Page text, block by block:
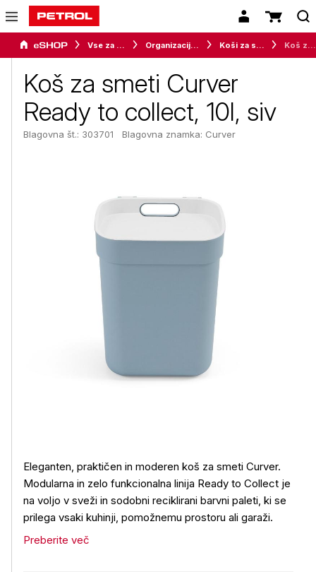
Vse za dom Organizacija in shranjevanje Koši za smeti
Koš za smeti Curver
Ready to collect, 10l, siv
Blagovna št.: 303701 Blagovna znamka: Curver
Eleganten, praktičen in moderen koš za smeti Curver.
Modularna in zelo funkcionalna linija Ready to Collect je
na voljo v sveži in sodobni reciklirani barvni paleti, ki se
prilega vsaki kuhinji, pomožnemu prostoru ali garaži.
Preberite več